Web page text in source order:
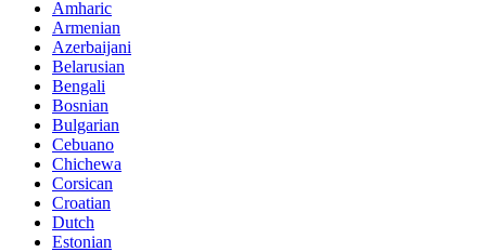
Amharic
Armenian
Azerbaijani
Belarusian
Bengali
Bosnian
Bulgarian
Cebuano
Chichewa
Corsican
Croatian
Dutch
Estonian